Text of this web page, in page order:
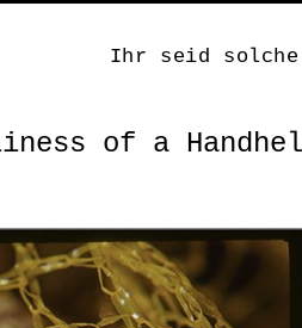
Ihr seid solche
of a